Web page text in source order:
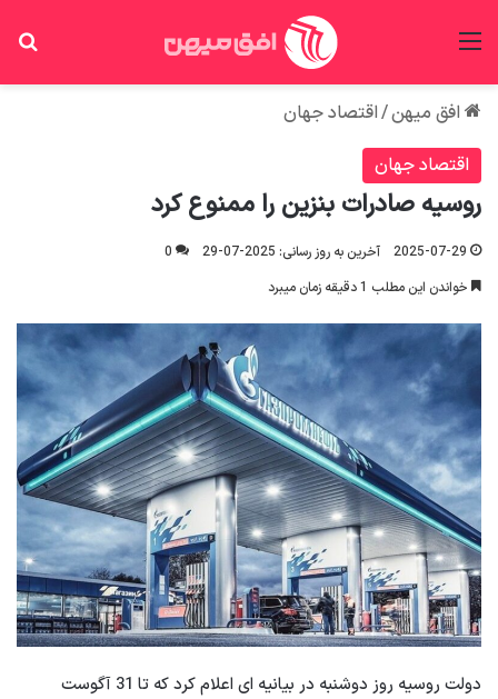
افق میهن/اقتصاد جهان
اقتصاد جهان
روسیه صادرات بنزین را ممنوع کرد
2025-07-29 آخرین به روز رسانی: 2025-07-29
0
خواندن این مطلب 1 دقیقه زمان میبرد
دولت روسیه روز دوشنبه در بیانیه ای اعلام كرد كه تا 31 آگوست